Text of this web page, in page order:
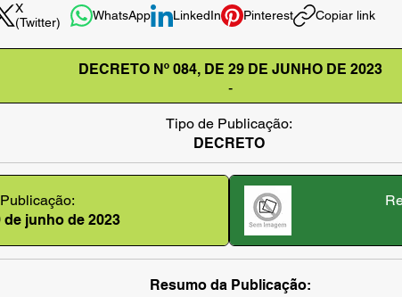
X
(Twitter)
WhatsApp LinkedIn Pinterest Copiar link
DECRETO Nº 084, DE 29 DE JUNHO DE 2023
-
Tipo de Publicação:
DECRETO
junho de 2023
Resumo da Publicação: